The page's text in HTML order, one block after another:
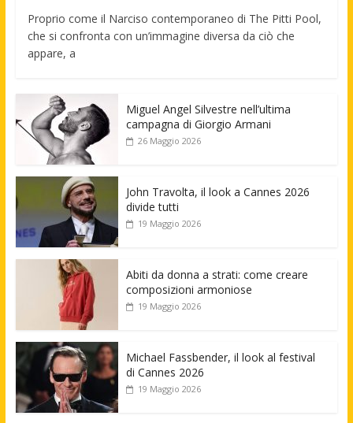
Proprio come il Narciso contemporaneo di The Pitti Pool,
che si confronta con un’immagine diversa da ciò che
appare, a
Miguel Angel Silvestre nell’ultima
campagna di Giorgio Armani
26 Maggio 2026
John Travolta, il look a Cannes 2026
divide tutti
19 Maggio 2026
Abiti da donna a strati: come creare
composizioni armoniose
19 Maggio 2026
Michael Fassbender, il look al festival
di Cannes 2026
19 Maggio 2026